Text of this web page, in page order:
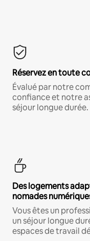
Réservez en toute
Évalué par notre
confiance et notre
séjour longue durée.
Des logements
nomades
Vous êtes un
un séjour longue
espaces de travail